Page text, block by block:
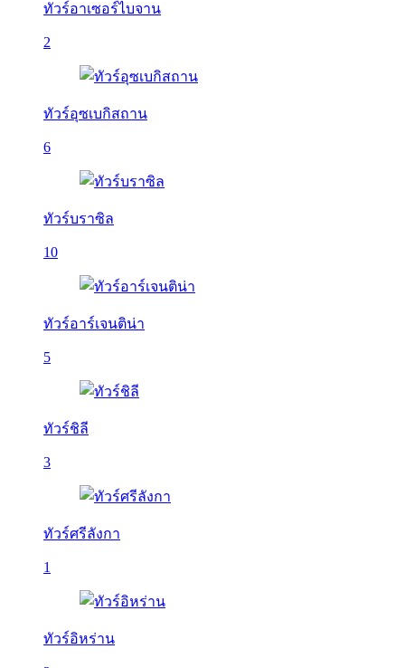
ทัวร์อาเซอร์ไบจาน
2
ทัวร์อุซเบกิสถาน
6
ทัวร์บราซิล
10
ทัวร์อาร์เจนติน่า
5
ทัวร์ชิลี
3
ทัวร์ศรีลังกา
1
ทัวร์อิหร่าน